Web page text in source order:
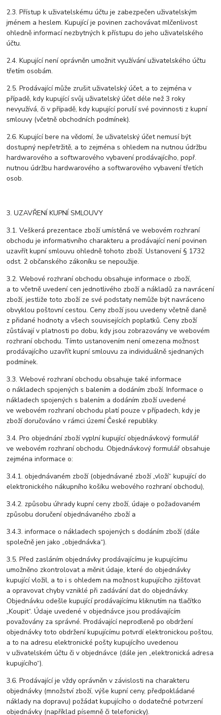
2.3. Přístup k uživatelskému účtu je zabezpečen uživatelským
jménem a heslem. Kupující je povinen zachovávat mlčenlivost
ohledně informací nezbytných k přístupu do jeho uživatelského
účtu.
2.4. Kupující není oprávněn umožnit využívání uživatelského účtu
třetím osobám.
2.5. Prodávající může zrušit uživatelský účet, a to zejména v
případě, kdy kupující svůj uživatelský účet déle než 3 roky
nevyužívá, či v případě, kdy kupující poruší své povinnosti z kupní
smlouvy (včetně obchodních podmínek).
2.6. Kupující bere na vědomí, že uživatelský účet nemusí být
dostupný nepřetržitě, a to zejména s ohledem na nutnou údržbu
hardwarového a softwarového vybavení prodávajícího, popř.
nutnou údržbu hardwarového a softwarového vybavení třetích
osob.
3. UZAVŘENÍ KUPNÍ SMLOUVY
3.1. Veškerá prezentace zboží umístěná ve webovém rozhraní
obchodu je informativního charakteru a prodávající není povinen
uzavřít kupní smlouvu ohledně tohoto zboží. Ustanovení § 1732
odst. 2 občanského zákoníku se nepoužije.
3.2. Webové rozhraní obchodu obsahuje informace o zboží,
a to včetně uvedení cen jednotlivého zboží a nákladů za navrácení
zboží, jestliže toto zboží ze své podstaty nemůže být navráceno
obvyklou poštovní cestou. Ceny zboží jsou uvedeny včetně daně
z přidané hodnoty a všech souvisejících poplatků. Ceny zboží
zůstávají v platnosti po dobu, kdy jsou zobrazovány ve webovém
rozhraní obchodu. Tímto ustanovením není omezena možnost
prodávajícího uzavřít kupní smlouvu za individuálně sjednaných
podmínek.
3.3. Webové rozhraní obchodu obsahuje také informace
o nákladech spojených s balením a dodáním zboží. Informace o
nákladech spojených s balením a dodáním zboží uvedené
ve webovém rozhraní obchodu platí pouze v případech, kdy je
zboží doručováno v rámci území České republiky.
3.4. Pro objednání zboží vyplní kupující objednávkový formulář
ve webovém rozhraní obchodu. Objednávkový formulář obsahuje
zejména informace o:
3.4.1. objednávaném zboží (objednávané zboží „vloží“ kupující do
elektronického nákupního košíku webového rozhraní obchodu),
3.4.2. způsobu úhrady kupní ceny zboží, údaje o požadovaném
způsobu doručení objednávaného zboží a
3.4.3. informace o nákladech spojených s dodáním zboží (dále
společně jen jako „objednávka“).
3.5. Před zasláním objednávky prodávajícímu je kupujícímu
umožněno zkontrolovat a měnit údaje, které do objednávky
kupující vložil, a to i s ohledem na možnost kupujícího zjišťovat
a opravovat chyby vzniklé při zadávání dat do objednávky.
Objednávku odešle kupující prodávajícímu kliknutím na tlačítko
„Koupit“. Údaje uvedené v objednávce jsou prodávajícím
považovány za správné. Prodávající neprodleně po obdržení
objednávky toto obdržení kupujícímu potvrdí elektronickou poštou,
a to na adresu elektronické pošty kupujícího uvedenou
v uživatelském účtu či v objednávce (dále jen „elektronická adresa
kupujícího“).
3.6. Prodávající je vždy oprávněn v závislosti na charakteru
objednávky (množství zboží, výše kupní ceny, předpokládané
náklady na dopravu) požádat kupujícího o dodatečné potvrzení
objednávky (například písemně či telefonicky).